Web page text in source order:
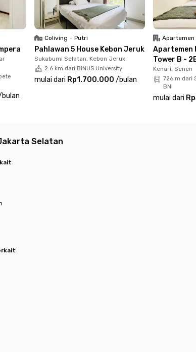
full furnished dengan AC, jendela, serta
toilet duduk dan shower. Ada juga fasilitas
area parkir untuk kamu yang membawa
kehabisan!
bulan
Coliving • Putri
Pahlawan 5 House Kebon Jeruk
Sukabumi Selatan, Kebon Jeruk
2.6 km dari BINUS University
mulai dari Rp1.700.000 /bulan
Apartemen
Apartemen
Tower B -
Kenari, Senen
726 m dari
BNI
mulai dari
Selatan